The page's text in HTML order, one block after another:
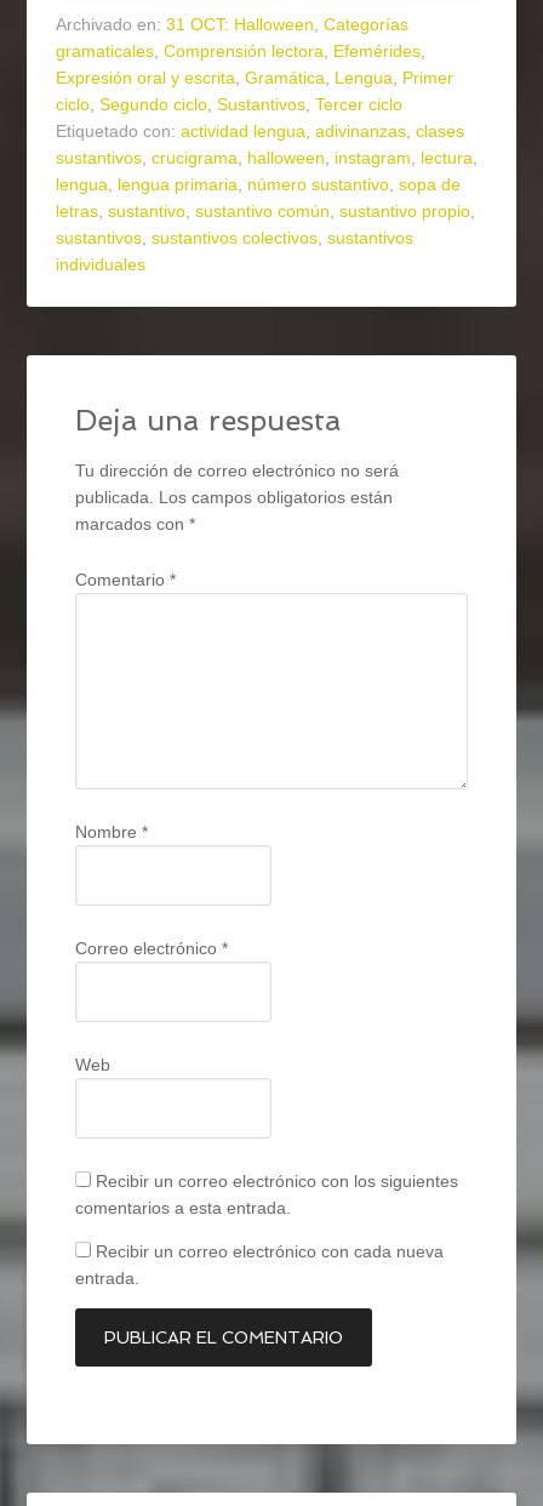
Archivado en:31 OCT: Halloween ,Categorías
gramaticales ,Comprensión lectora Efemérides
Expresión oral y escrita ,Gramática Lengua
Primer
ciclo ,Segundo ciclo ,Sustantivos ,Tercer ciclo
Etiquetado con:actividad lengua ,adivinanzas ,clases
sustantivos ,crucigrama halloween instagram lectura
lengua
lengua primaria número sustantivo ,sopa de
letras ,sustantivo ,sustantivo común ,sustantivo propio
sustantivos ,sustantivos colectivos ,sustantivos
individuales
Deja una respuesta
Tu dirección de correo electrónico no será
publicada.
Los campos obligatorios están
marcados con*
Comentario*
Nombre*
Correo electrónico*
Web
Recibir un correo electrónico con los siguientes
comentarios a esta entrada.
Recibir un correo electrónico con cada nueva
entrada.